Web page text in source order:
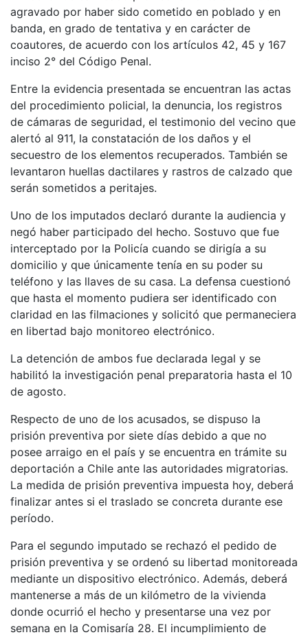
agravado por haber sido cometido en poblado y en
banda, en grado de tentativa y en carácter de
coautores, de acuerdo con los artículos 42, 45 y 167
inciso 2° del Código Penal.
Entre la evidencia presentada se encuentran las actas
del procedimiento policial, la denuncia, los registros
de cámaras de seguridad, el testimonio del vecino que
alertó al 911, la constatación de los daños y el
secuestro de los elementos recuperados. También se
levantaron huellas dactilares y rastros de calzado que
serán sometidos a peritajes.
Uno de los imputados declaró durante la audiencia y
negó haber participado del hecho. Sostuvo que fue
interceptado por la Policía cuando se dirigía a su
domicilio y que únicamente tenía en su poder su
teléfono y las llaves de su casa. La defensa cuestionó
que hasta el momento pudiera ser identificado con
claridad en las filmaciones y solicitó que permaneciera
en libertad bajo monitoreo electrónico.
La detención de ambos fue declarada legal y se
habilitó la investigación penal preparatoria hasta el 10
de agosto.
Respecto de uno de los acusados, se dispuso la
prisión preventiva por siete días debido a que no
posee arraigo en el país y se encuentra en trámite su
deportación a Chile ante las autoridades migratorias.
La medida de prisión preventiva impuesta hoy, deberá
finalizar antes si el traslado se concreta durante ese
período.
Para el segundo imputado se rechazó el pedido de
prisión preventiva y se ordenó su libertad monitoreada
mediante un dispositivo electrónico. Además, deberá
mantenerse a más de un kilómetro de la vivienda
donde ocurrió el hecho y presentarse una vez por
semana en la Comisaría 28. El incumplimiento de